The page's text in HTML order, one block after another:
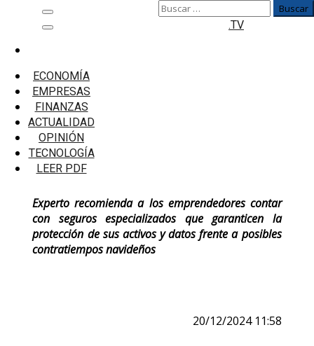
Menú
principal
ECONOMÍA
EMPRESAS
FINANZAS
ACTUALIDAD
OPINIÓN
TECNOLOGÍA
LEER PDF
Buscar:
.TV
Navidad: ¿A qué riesgos se enfrentan las pymes?
Navidad: ¿A qué riesgos se enfrentan
las pymes?
Experto recomienda a los emprendedores contar
con seguros especializados que garanticen la
protección de sus activos y datos frente a posibles
contratiempos navideños
20/12/2024 11:58